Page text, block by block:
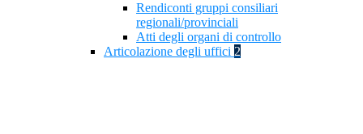
Rendiconti gruppi consiliari
regionali/provinciali
Atti degli organi di controllo
Articolazione degli uffici 2